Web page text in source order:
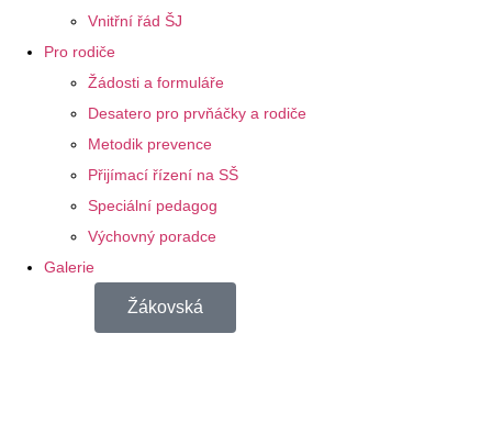
Vnitřní řád ŠJ
Pro rodiče
Žádosti a formuláře
Desatero pro prvňáčky a rodiče
Metodik prevence
Přijímací řízení na SŠ
Speciální pedagog
Výchovný poradce
Galerie
Žákovská